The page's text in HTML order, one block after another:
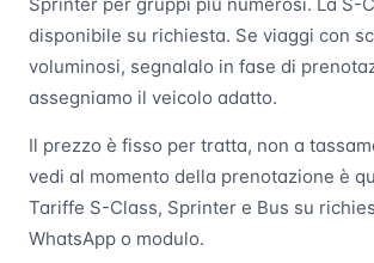
disponibile su richiesta. Se viaggi con
voluminosi, segnalalo in fase di
assegniamo il veicolo adatto.
Il prezzo è fisso per tratta, non a
vedi al momento della prenotazione è
Tariffe S-Class, Sprinter e Bus su
WhatsApp o modulo.